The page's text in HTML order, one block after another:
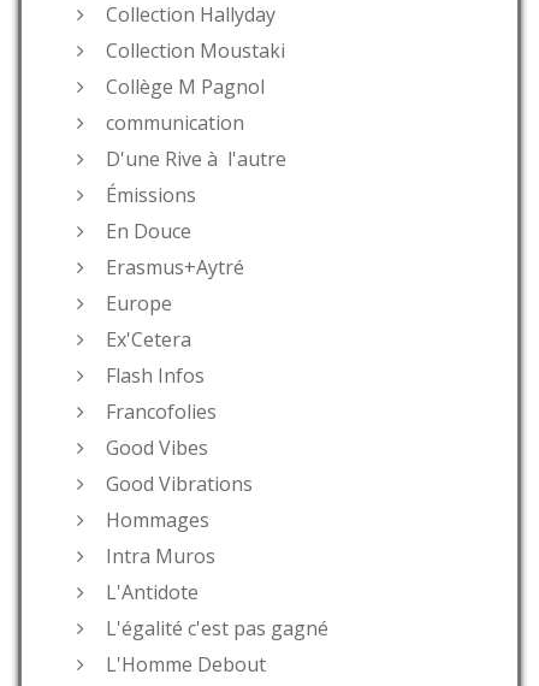
Collection Hallyday
Collection Moustaki
Collège M Pagnol
communication
D'une Rive à l'autre
Émissions
En Douce
Erasmus+Aytré
Europe
Ex'Cetera
Flash Infos
Francofolies
Good Vibes
Good Vibrations
Hommages
Intra Muros
L'Antidote
L'égalité c'est pas gagné
L'Homme Debout